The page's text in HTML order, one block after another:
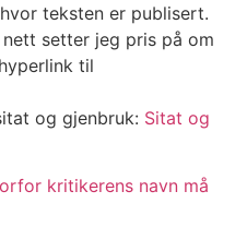
teksten er publisert.
setter jeg pris på om
til
og gjenbruk: Sitat og
kritikerens navn må